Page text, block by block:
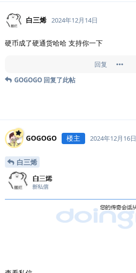
白三烯 2024年12月14日
硬币成了硬通货哈哈 支持你一下
回复
GOGOGO 回复了此帖
GOGOGO 楼主 2024年12月16日
白三烯